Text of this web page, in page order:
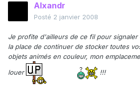
Alxandr
Posté 2 janvier 2008
Je profite d'ailleurs de ce fil pour
la place de continuer de stocker toutes
objets animés en couleur, mon
louer
!!!